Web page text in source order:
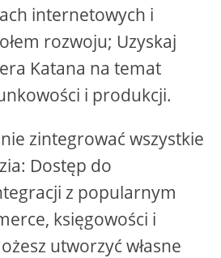
internetowych i
rozwoju; Uzyskaj
Katana na temat
i produkcji.
zintegrować wszystkie
Dostęp do
z popularnym
księgowości i
utworzyć własne